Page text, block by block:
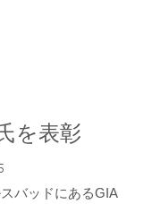
を表彰
バッドにあるGIA